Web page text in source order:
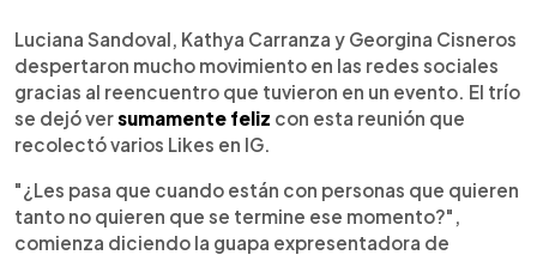
► Escuchar artículo
Luciana Sandoval, Kathya Carranza y Georgina Cisneros
despertaron mucho movimiento en las redes sociales
gracias al reencuentro que tuvieron en un evento. El trío
se dejó versumamente feliz con esta reunión que
recolectó varios Likes en IG.
"¿Les pasa que cuando están con personas que quieren
tanto no quieren que se termine ese momento?",
comienza diciendo la guapa expresentadora de